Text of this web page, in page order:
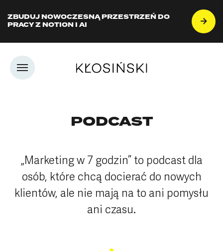
ZBUDUJ NOWOCZESNĄ PRZESTRZEŃ DO
PRACY Z NOTION I AI
PODCAST
„Marketing w 7 godzin” to podcast dla
osób, które chcą docierać do nowych
klientów, ale nie mają na to ani pomysłu
ani czasu.